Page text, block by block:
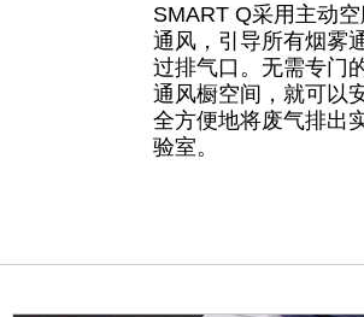
SMART Q采用主动
通风，引导所有烟雾
过排气口。无需专门
通风橱空间，就可以
全方便地将废气排出
验室。